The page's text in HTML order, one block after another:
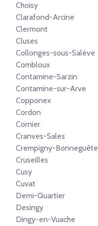
Choisy
Clarafond-Arcine
Clermont
Cluses
Collonges-sous-Salève
Combloux
Contamine-Sarzin
Contamine-sur-Arve
Copponex
Cordon
Cornier
Cranves-Sales
Crempigny-Bonneguête
Cruseilles
Cusy
Cuvat
Demi-Quartier
Desingy
Dingy-en-Vuache